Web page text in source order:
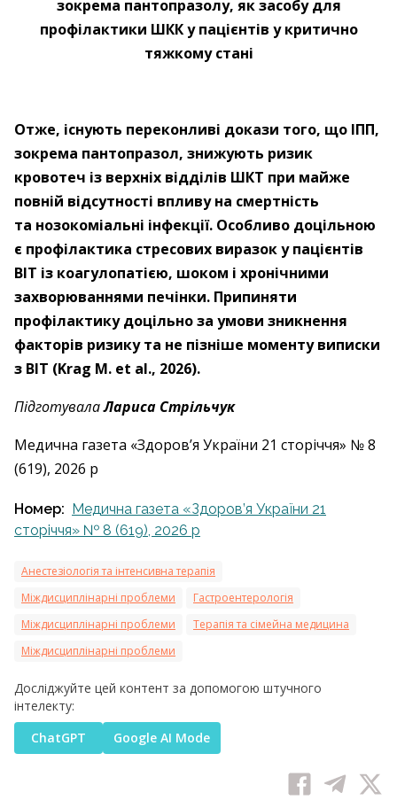
зокрема пантопразолу, як засобу для
профілактики ШКК у пацієнтів у критично
тяжкому стані
Отже, існують переконливі докази того, що ІПП,
зокрема пантопразол, знижують ризик
кровотеч із верхніх відділів ШКТ при майже
повній відсутності впливу на смертність
та нозокоміальні інфекції. Особливо доцільною
є профілактика стресових виразок у пацієнтів
ВІТ із коагулопатією, шоком і хронічними
захворюваннями печінки. Припиняти
профілактику доцільно за умови зникнення
факторів ризику та не пізніше моменту виписки
з ВІТ (Krag M. et al., 2026).
ПідготувалаЛариса Стрільчук
Медична газета «Здоров’я України 21 сторіччя» № 8
(619), 2026 р
Номер: Медична газета «Здоров’я України 21
сторіччя» № 8 (619), 2026 р
Анестезіологія та інтенсивна терапія
Міждисциплінарні проблеми
Гастроентерологія
Міждисциплінарні проблеми
Терапія та сімейна медицина
Міждисциплінарні проблеми
Досліджуйте цей контент за допомогою штучного
інтелекту:
ChatGPT
Google AI Mode